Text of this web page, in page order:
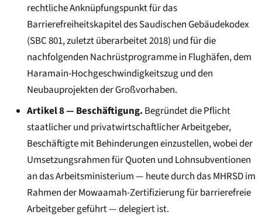
rechtliche Anknüpfungspunkt für das
Barrierefreiheitskapitel des Saudischen Gebäudekodex
(SBC 801, zuletzt überarbeitet 2018) und für die
nachfolgenden Nachrüstprogramme in Flughäfen, dem
Haramain-Hochgeschwindigkeitszug und den
Neubauprojekten der Großvorhaben.
Artikel 8 — Beschäftigung. Begründet die Pflicht
staatlicher und privatwirtschaftlicher Arbeitgeber,
Beschäftigte mit Behinderungen einzustellen, wobei der
Umsetzungsrahmen für Quoten und Lohnsubventionen
an das Arbeitsministerium — heute durch das MHRSD im
Rahmen der Mowaamah-Zertifizierung für barrierefreie
Arbeitgeber geführt — delegiert ist.